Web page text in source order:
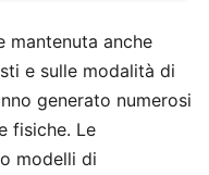
mantenuta anche
e sulle modalità di
generato numerosi
fisiche. Le
modelli di